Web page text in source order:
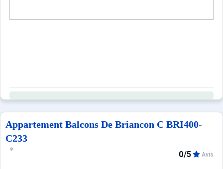
Appartement Balcons De Briancon C BRI400-
C233
0/5 Avis